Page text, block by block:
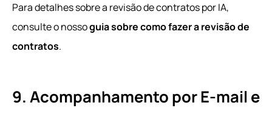
Para detalhes sobre a revisão de contratos por IA,
consulte o nossoguia sobre como fazer a revisão de
contratos.
9. Acompanhamento por E-mail e